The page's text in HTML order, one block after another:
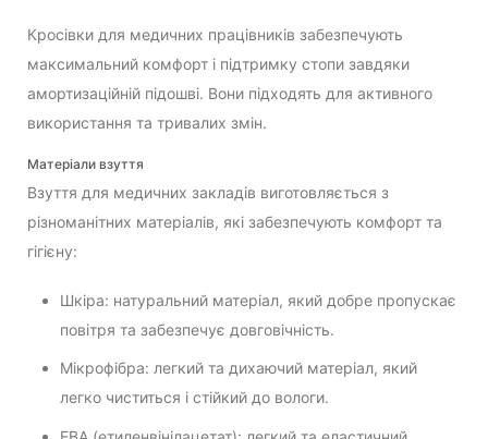
Кросівки для медичних працівників забезпечують
максимальний комфорт і підтримку стопи завдяки
амортизаційній підошві. Вони підходять для активного
використання та тривалих змін.
Матеріали взуття
Взуття для медичних закладів виготовляється з
різноманітних матеріалів, які забезпечують комфорт та
гігієну:
Шкіра: натуральний матеріал, який добре пропускає
повітря та забезпечує довговічність.
Мікрофібра: легкий та дихаючий матеріал, який
легко чиститься і стійкий до вологи.